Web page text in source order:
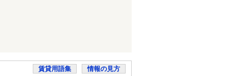
賃貸用語集 情報の見方